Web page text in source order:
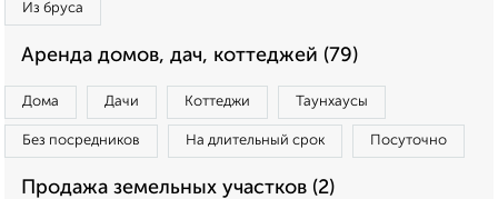
Из бруса
Аренда домов, дач, коттеджей (79)
Дома Дачи Коттеджи Таунхаусы
Без посредников На длительный срок Посуточно
Продажа земельных участков (2)